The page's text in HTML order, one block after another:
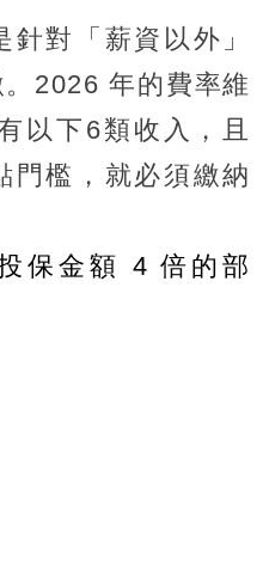
對「薪資以外」
2026 年的費率維
以下6類收入，且
門檻，就必須繳納
保金額 4 倍的部